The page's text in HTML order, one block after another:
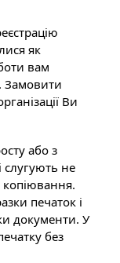
як
вам
Замовити
Ви
або з
слугують не
копіювання.
печаток і
документи. У
без